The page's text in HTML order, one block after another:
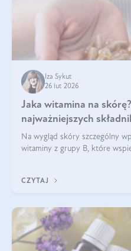
Iza Sykut
26 lut 2026
Jaka witamina na
najważniejszych
Na wygląd skóry szczególny
witaminy z grupy B, które
CZYTAJ